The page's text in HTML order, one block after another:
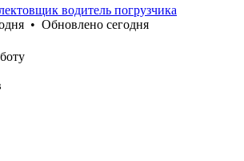
водитель погрузчика
• Обновлено сегодня